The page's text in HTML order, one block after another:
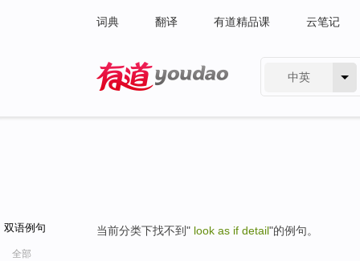
词典 翻译 有道精品课 云笔记
中英
双语例句
全部
当前分类下找不到" look as if detail"的例句。